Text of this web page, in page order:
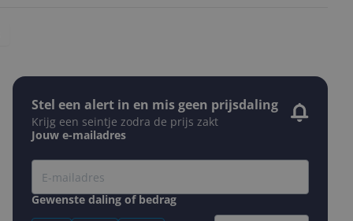
Stel een alert in en mis geen prijsdaling
Krijg een seintje zodra de prijs zakt
Jouw e-mailadres
Gewenste daling of bedrag
Gewenste prijs